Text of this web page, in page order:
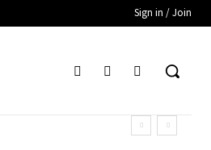
Sign in / Join